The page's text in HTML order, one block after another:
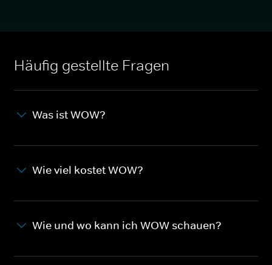
Häufig gestellte Fragen
Was ist WOW?
Wie viel kostet WOW?
Wie und wo kann ich WOW schauen?